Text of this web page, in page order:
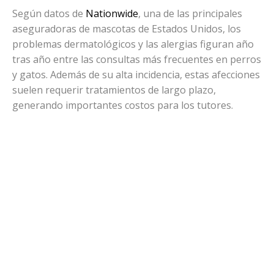
Según datos de Nationwide, una de las principales
aseguradoras de mascotas de Estados Unidos, los
problemas dermatológicos y las alergias figuran año
tras año entre las consultas más frecuentes en perros
y gatos. Además de su alta incidencia, estas afecciones
suelen requerir tratamientos de largo plazo,
generando importantes costos para los tutores.